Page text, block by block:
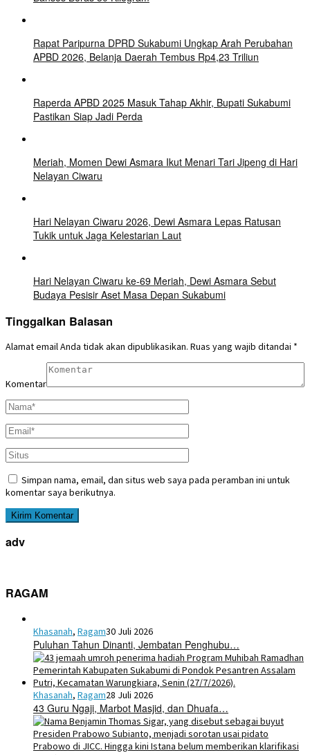
Rapat Paripurna DPRD Sukabumi Ungkap Arah Perubahan
APBD 2026, Belanja Daerah Tembus Rp4,23 Triliun
Raperda APBD 2025 Masuk Tahap Akhir, Bupati Sukabumi
Pastikan Siap Jadi Perda
Meriah, Momen Dewi Asmara Ikut Menari Tari Jipeng di Hari
Nelayan Ciwaru
Hari Nelayan Ciwaru 2026, Dewi Asmara Lepas Ratusan
Tukik untuk Jaga Kelestarian Laut
Hari Nelayan Ciwaru ke-69 Meriah, Dewi Asmara Sebut
Budaya Pesisir Aset Masa Depan Sukabumi
Tinggalkan Balasan
Alamat email Anda tidak akan dipublikasikan. Ruas yang wajib ditandai *
Komentar
Simpan nama, email, dan situs web saya pada peramban ini untuk
komentar saya berikutnya.
adv
RAGAM
Khasanah, Ragam30 Juli 2026
Puluhan Tahun Dinanti, Jembatan Penghubu…
Khasanah, Ragam28 Juli 2026
43 Guru Ngaji, Marbot Masjid, dan Dhuafa…